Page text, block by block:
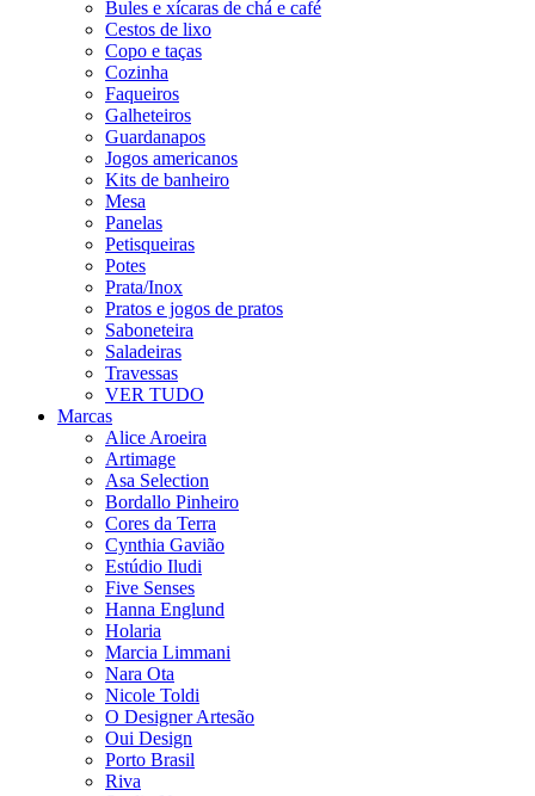
Bules e xícaras de chá e café
Cestos de lixo
Copo e taças
Cozinha
Faqueiros
Galheteiros
Guardanapos
Jogos americanos
Kits de banheiro
Mesa
Panelas
Petisqueiras
Potes
Prata/Inox
Pratos e jogos de pratos
Saboneteira
Saladeiras
Travessas
VER TUDO
Marcas
Alice Aroeira
Artimage
Asa Selection
Bordallo Pinheiro
Cores da Terra
Cynthia Gavião
Estúdio Iludi
Five Senses
Hanna Englund
Holaria
Marcia Limmani
Nara Ota
Nicole Toldi
O Designer Artesão
Oui Design
Porto Brasil
Riva